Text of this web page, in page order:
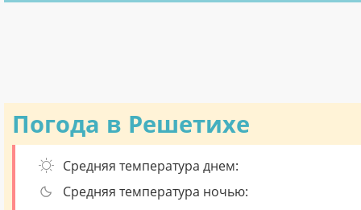
Погода в Решетихе
Средняя температура днем:
Средняя температура ночью: